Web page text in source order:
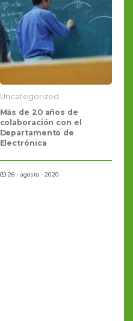
Uncategorized
Más de 20 años de
colaboración con el
Departamento de
Electrónica
26 · agosto · 2020